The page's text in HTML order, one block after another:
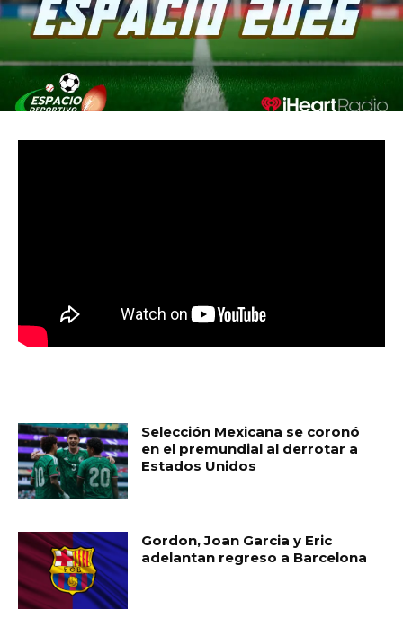
Selección Mexicana se coronó
en el premundial al derrotar a
Estados Unidos
Gordon, Joan Garcia y Eric
adelantan regreso a Barcelona